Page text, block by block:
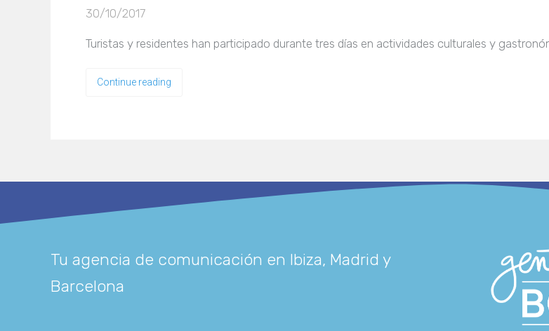
30/10/2017
Turistas y residentes han participado durante tres días en actividades culturales y
Continue reading
Tu agencia de comunicación en Ibiza, Madrid y
Barcelona